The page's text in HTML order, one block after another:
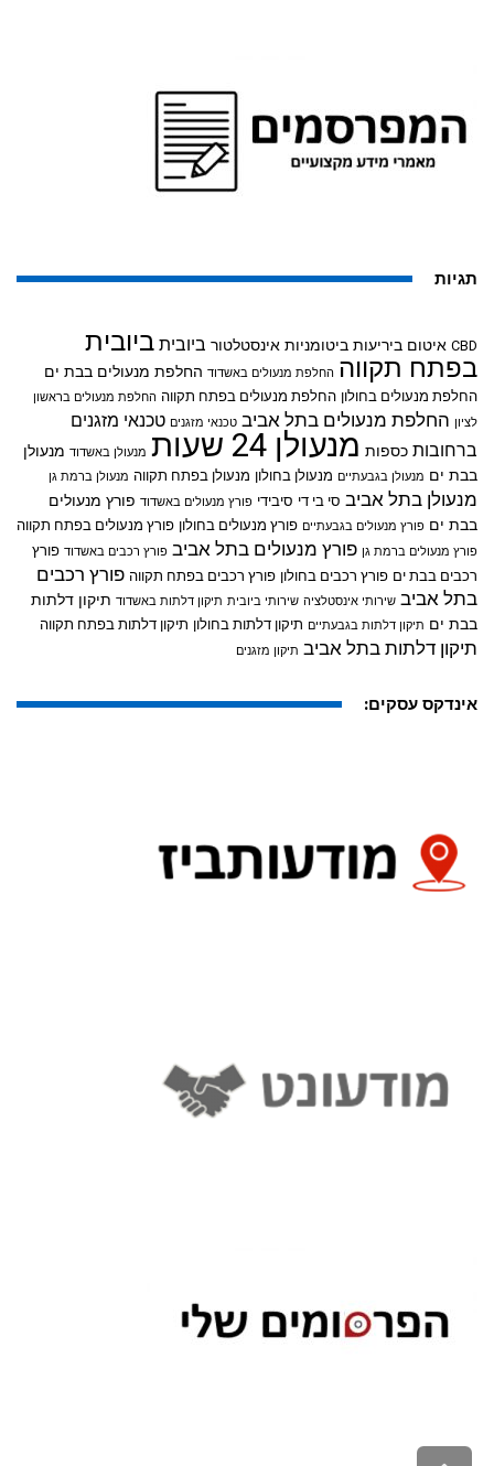
תגיות
CBD איטום ביריעות ביטומניות אינסטלטור ביובית ביובית
בפתח תקווה החלפת מנעולים באשדוד החלפת מנעולים בבת ים
החלפת מנעולים בחולון החלפת מנעולים בפתח תקווה החלפת מנעולים בראשון
לציון החלפת מנעולים בתל אביב טכנאי מזגנים טכנאי מזגנים
ברחובות כספות מנעולן 24 שעות מנעולן באשדוד מנעולן
בבת ים מנעולן בגבעתיים מנעולן בחולון מנעולן בפתח תקווה מנעולן ברמת גן
מנעולן בתל אביב סי בי די סיבידי פורץ מנעולים באשדוד פורץ מנעולים
בבת ים פורץ מנעולים בגבעתיים פורץ מנעולים בחולון פורץ מנעולים בפתח תקווה
פורץ מנעולים ברמת גן פורץ מנעולים בתל אביב פורץ רכבים באשדוד פורץ
רכבים בבת ים פורץ רכבים בחולון פורץ רכבים בפתח תקווה פורץ רכבים
בתל אביב שירותי אינסטלציה שירותי ביובית תיקון דלתות באשדוד תיקון דלתות
בבת ים תיקון דלתות בגבעתיים תיקון דלתות בחולון תיקון דלתות בפתח תקווה
תיקון דלתות בתל אביב תיקון מזגנים
אינדקס עסקים: